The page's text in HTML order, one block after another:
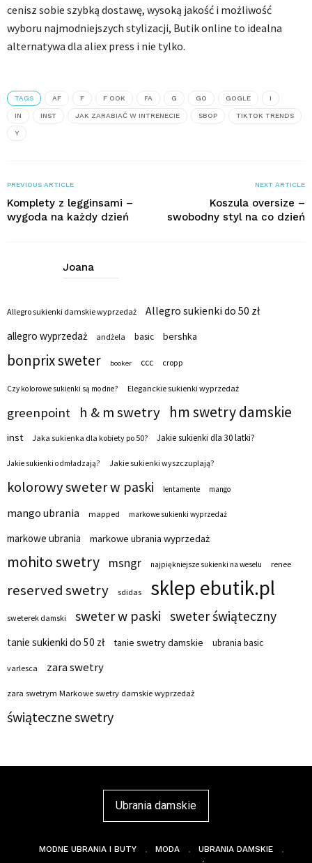
cenisz sobie szybką dostawę, wysoką jakość i możliwość
wyboru najmodniejszych stylizacji, Butik online to idealna
alternatywa dla aliex press i nie tylko.
TAGS AF F F OOK FA G GO GOGLE I
IN INST JAK ZARABIAĆ W INTRENECIE SBOP TIKTOK TRENDS
Y
PREVIOUS ARTICLE
Komplety z legginsami –
wygoda na każdy dzień
NEXT ARTICLE
Koszula oversize –
swobodny styl na co dzień
Joana
Allegro sukienki damskie wyprzedaż
Allegro sukienki do 50 zł
allegro wyprzedaż
andżela basic bershka
bonprix sweter booker ccc cropp
Czy kolorowe sukienki są modne? Eleganckie sukienki wyprzedaż
greenpoint h & m swetry hm swetry damskie
inst Jaka sukienka dla kobiety po 50? Jakie sukienki dla 30 latki?
Jakie sukienki odmładzają? Jakie sukienki wyszczuplają?
kolorowy sweter w paski lentamente mango
mango ubrania mapped markowe sukienki wyprzedaż
markowe ubrania markowe ubrania wyprzedaż
mohito swetry msngr najpiękniejsze sukienki na weselu renee
reserved swetry sdidas sklep ebutik.pl
sweterek damski sweter w paski sweter świąteczny
tanie sukienki do 50 zł tanie swetry damskie ubrania basic
varlesca zara swetry
zara swetrym Markowe swetry damskie wyprzedaż
świąteczne swetry
Ubrania damskie
MODNE UBRANIA I BUTY MODA
UBRANIA DAMSKIE